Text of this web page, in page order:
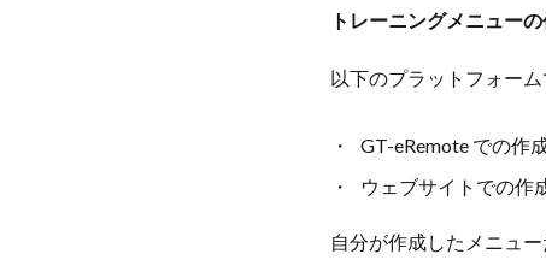
トレーニングメニュー
以下のプラットフォー
GT-eRemote での作
ウェブサイトでの作
自分が作成したメニュ